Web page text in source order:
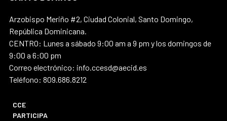
Arzobispo Meriño #2, Ciudad Colonial, Santo Domingo,
República Dominicana.
CENTRO: Lunes a sábado 9:00 am a 9 pm y los domingos de
9:00 a 6:00 pm
Correo electrónico: info.ccesd@aecid.es
Teléfono: 809.686.8212
CCE
PARTICIPA